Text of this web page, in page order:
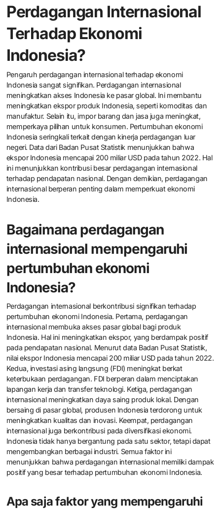
Perdagangan Internasional
Terhadap Ekonomi
Indonesia?
Pengaruh perdagangan internasional terhadap ekonomi
Indonesia sangat signifikan. Perdagangan internasional
meningkatkan akses Indonesia ke pasar global. Ini membantu
meningkatkan ekspor produk Indonesia, seperti komoditas dan
manufaktur. Selain itu, impor barang dan jasa juga meningkat,
memperkaya pilihan untuk konsumen. Pertumbuhan ekonomi
Indonesia seringkali terkait dengan kinerja perdagangan luar
negeri. Data dari Badan Pusat Statistik menunjukkan bahwa
ekspor Indonesia mencapai 200 miliar USD pada tahun 2022. Hal
ini menunjukkan kontribusi besar perdagangan internasional
terhadap pendapatan nasional. Dengan demikian, perdagangan
internasional berperan penting dalam memperkuat ekonomi
Indonesia.
Bagaimana perdagangan
internasional mempengaruhi
pertumbuhan ekonomi
Indonesia?
Perdagangan internasional berkontribusi signifikan terhadap
pertumbuhan ekonomi Indonesia. Pertama, perdagangan
internasional membuka akses pasar global bagi produk
Indonesia. Hal ini meningkatkan ekspor, yang berdampak positif
pada pendapatan nasional. Menurut data Badan Pusat Statistik,
nilai ekspor Indonesia mencapai 200 miliar USD pada tahun 2022.
Kedua, investasi asing langsung (FDI) meningkat berkat
keterbukaan perdagangan. FDI berperan dalam menciptakan
lapangan kerja dan transfer teknologi. Ketiga, perdagangan
internasional meningkatkan daya saing produk lokal. Dengan
bersaing di pasar global, produsen Indonesia terdorong untuk
meningkatkan kualitas dan inovasi. Keempat, perdagangan
internasional juga berkontribusi pada diversifikasi ekonomi.
Indonesia tidak hanya bergantung pada satu sektor, tetapi dapat
mengembangkan berbagai industri. Semua faktor ini
menunjukkan bahwa perdagangan internasional memiliki dampak
positif yang besar terhadap pertumbuhan ekonomi Indonesia.
Apa saja faktor yang mempengaruhi